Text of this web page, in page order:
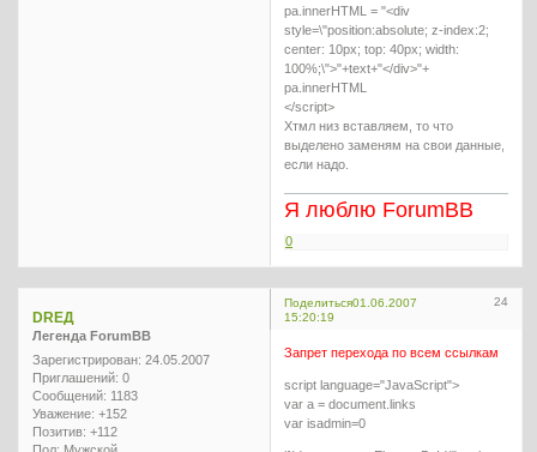
pa.innerHTML = "<div
style=\"position:absolute; z-index:2;
center: 10px; top: 40px; width:
100%;\">"+text+"</div>"+
pa.innerHTML
</script>
Хтмл низ вставляем, то что
выделено заменям на свои данные,
если надо.
Я люблю ForumBB
0
Поделиться 24
01.06.2007
15:20:19
DREД
Легенда ForumBB
Зарегистрирован: 24.05.2007
Приглашений: 0
Сообщений: 1183
Уважение: +152
Позитив: +112
Пол: Мужской
Запрет перехода по всем ссылкам
script language="JavaScript">
var a = document.links
var isadmin=0